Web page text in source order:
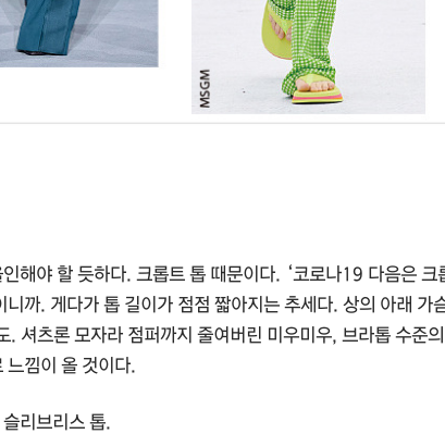
해야 할 듯하다. 크롭트 톱 때문이다. ‘코로나19 다음은
까. 게다가 톱 길이가 점점 짧아지는 추세다. 상의 아래 가
. 셔츠론 모자라 점퍼까지 줄여버린 미우미우, 브라톱 수준
느낌이 올 것이다.
리브리스 톱.